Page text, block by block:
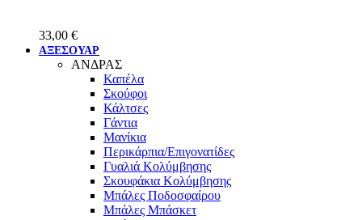
33,00 €
ΑΞΕΣΟΥΑΡ
ΑΝΔΡΑΣ
Καπέλα
Σκούφοι
Κάλτσες
Γάντια
Μανίκια
Περικάρπια/Επιγονατίδες
Γυαλιά Κολύμβησης
Σκουφάκια Κολύμβησης
Μπάλες Ποδοσφαίρου
Μπάλες Μπάσκετ